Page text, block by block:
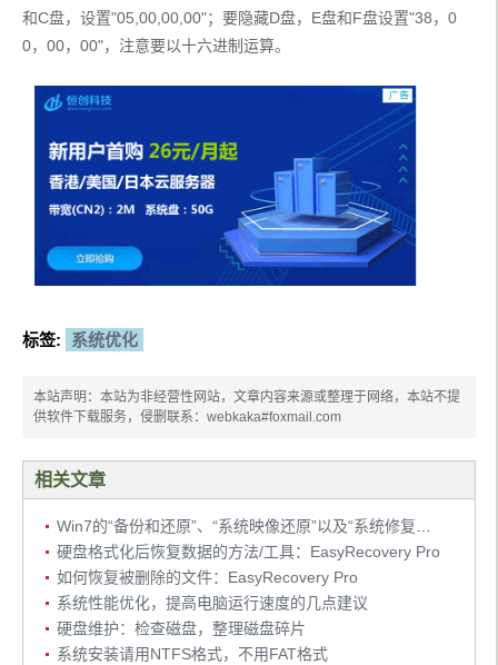
和C盘，设置"05,00,00,00"；要隐藏D盘，E盘和F盘设置"38，0
0，00，00"，注意要以十六进制运算。
标签: 系统优化
本站声明：本站为非经营性网站，文章内容来源或整理于网络，本站不提
供软件下载服务，侵删联系：webkaka#foxmail.com
相关文章
硬盘格式化后恢复数据的方法/工具：EasyRecovery Pro
如何恢复被删除的文件：EasyRecovery Pro
系统性能优化，提高电脑运行速度的几点建议
硬盘维护：检查磁盘，整理磁盘碎片
系统安装请用NTFS格式，不用FAT格式